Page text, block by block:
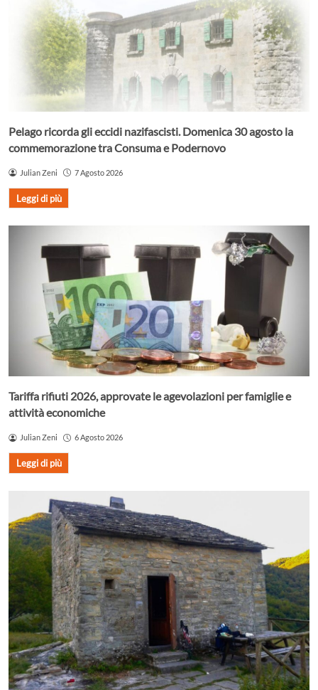
Pelago ricorda gli eccidi nazifascisti. Domenica 30 agosto la
commemorazione tra Consuma e Podernovo
Julian Zeni 7 Agosto 2026
Leggi di più
Tariffa rifiuti 2026, approvate le agevolazioni per famiglie e
attività economiche
Julian Zeni 6 Agosto 2026
Leggi di più